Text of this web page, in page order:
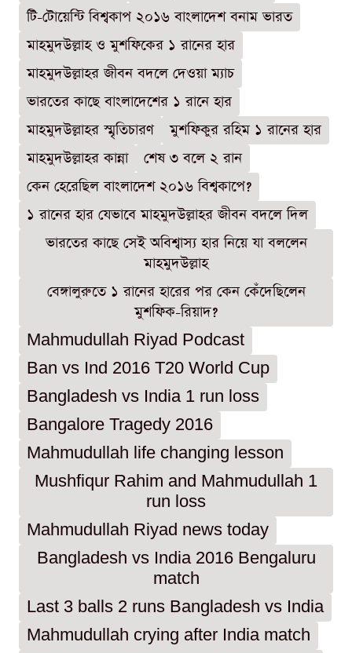
টি-টোয়েন্টি বিশ্বকাপ ২০১৬ বাংলাদেশ বনাম ভারত
মাহমুদউল্লাহ ও মুশফিকের ১ রানের হার
মাহমুদউল্লাহর জীবন বদলে দেওয়া ম্যাচ
ভারতের কাছে বাংলাদেশের ১ রানে হার
মাহমুদউল্লাহর স্মৃতিচারণ
মুশফিকুর রহিম ১ রানের হার
মাহমুদউল্লাহর কান্না
শেষ ৩ বলে ২ রান
কেন হেরেছিল বাংলাদেশ ২০১৬ বিশ্বকাপে?
১ রানের হার যেভাবে মাহমুদউল্লাহর জীবন বদলে দিল
ভারতের কাছে সেই অবিশ্বাস্য হার নিয়ে যা বললেন
মাহমুদউল্লাহ
বেঙ্গালুরুতে ১ রানের হারের পর কেন কেঁদেছিলেন
মুশফিক-রিয়াদ?
Mahmudullah Riyad Podcast
Ban vs Ind 2016 T20 World Cup
Bangladesh vs India 1 run loss
Bangalore Tragedy 2016
Mahmudullah life changing lesson
Mushfiqur Rahim and Mahmudullah 1
run loss
Mahmudullah Riyad news today
Bangladesh vs India 2016 Bengaluru
match
Last 3 balls 2 runs Bangladesh vs India
Mahmudullah crying after India match